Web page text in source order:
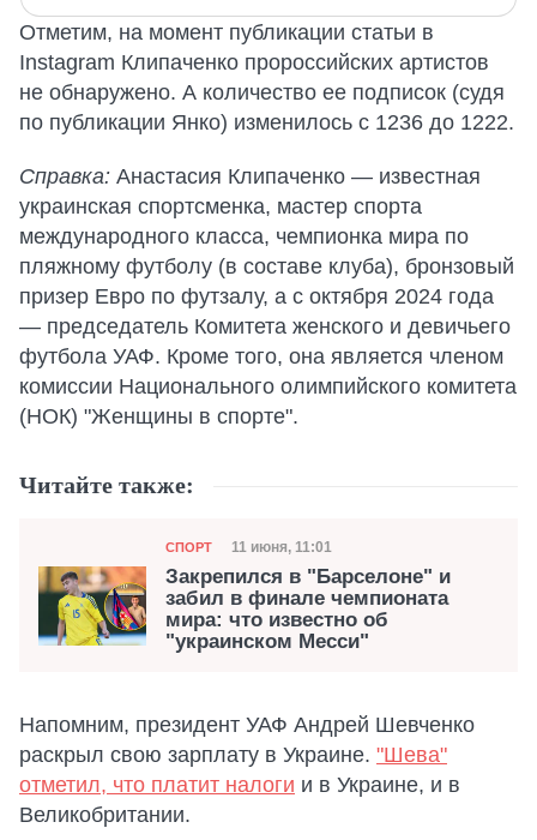
Отметим, на момент публикации статьи в
Instagram Клипаченко пророссийских артистов
не обнаружено. А количество ее подписок (судя
по публикации Янко) изменилось с 1236 до 1222.
Справка: Анастасия Клипаченко — известная
украинская спортсменка, мастер спорта
международного класса, чемпионка мира по
пляжному футболу (в составе клуба), бронзовый
призер Евро по футзалу, а с октября 2024 года
— председатель Комитета женского и девичьего
футбола УАФ. Кроме того, она является членом
комиссии Национального олимпийского комитета
(НОК) "Женщины в спорте".
Читайте также:
Категория
СПОРТ Дата публикации
11 июня, 11:01
Закрепился в "Барселоне" и
забил в финале чемпионата
мира: что известно об
"украинском Месси"
Напомним, президент УАФ Андрей Шевченко
раскрыл свою зарплату в Украине. "Шева"
отметил, что платит налоги и в Украине, и в
Великобритании.